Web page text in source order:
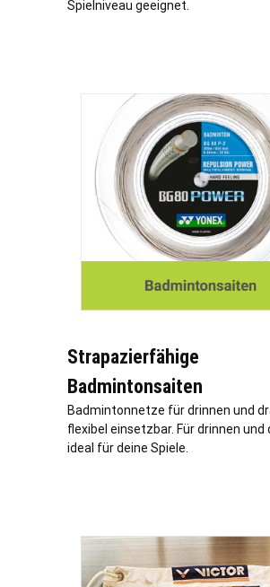
Spielniveau geeignet.
Strapazierfähige
Badmintonsaiten
Badmintonnetze für drinnen und
flexibel einsetzbar. Für drinnen und
ideal für deine Spiele.